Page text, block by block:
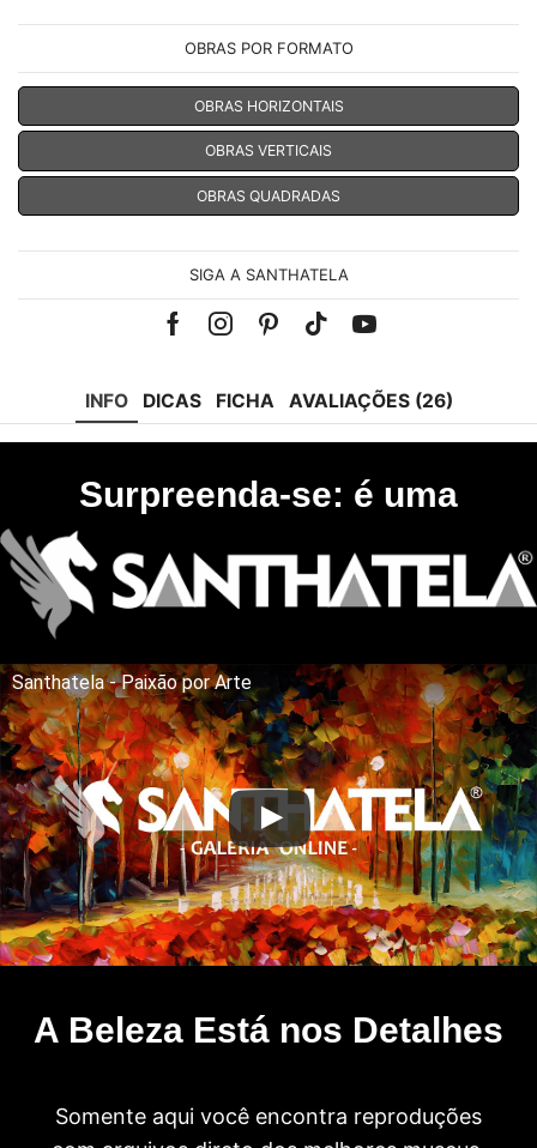
OBRAS POR FORMATO
OBRAS HORIZONTAIS
OBRAS VERTICAIS
OBRAS QUADRADAS
SIGA A SANTHATELA
FacebookInstagramPinterest
Tik-Youtube
INFO DICAS FICHA AVALIAÇÕES (26)
Surpreenda-se: é uma
Santhatela - Paixão por Arte
A Beleza Está nos Detalhes
Somente aqui você encontra reproduções